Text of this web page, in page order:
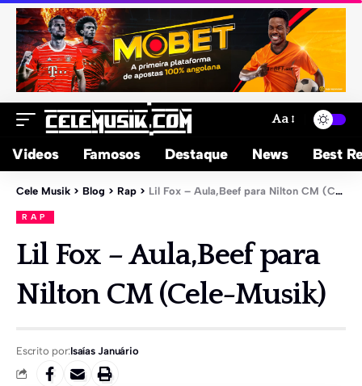
Aa
Videos Famosos Destaque News Best
Cele Musik > Blog > Rap > Lil Fox – Aula,Beef para Nilton CM (Cele-Musik)
RAP
Lil Fox – Aula,Beef para
Nilton CM (Cele-Musik)
Escrito por:Isaías Januário